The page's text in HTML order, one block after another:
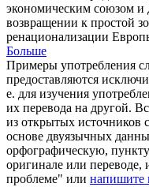
экономическим союзом
возвращении к простой
ренационализации
Больше
Примеры употребления
предоставляются
е. для изучения
их перевода на другой.
из открытых источников
основе двуязычных
орфографическую,
оригинале или
проблеме" или напишите